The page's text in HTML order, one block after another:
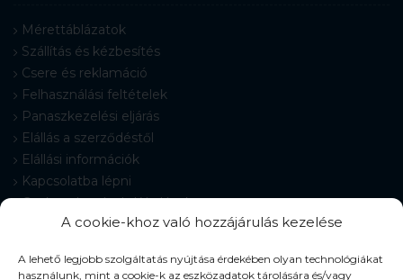
A cookie-khoz való hozzájárulás kezelése
A lehető legjobb szolgáltatás nyújtása érdekében olyan technológiákat
használunk, mint a cookie-k az eszközadatok tárolására és/vagy
Mérettáblázatok
Szállítás és kézbesítés
Csere és reklamáció
Felhasználási feltételek
Panaszkezelési eljárás
Elállás a szerződéstől
Elállási információk
Kapcsolatba lépni
Gyakran Ismételt Kérdések
Cookie-beállítások